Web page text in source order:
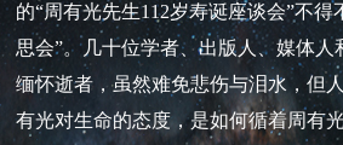
的“周有光先生112岁寿诞座谈会”不得
思会”。几十位学者、出版人、媒体人
缅怀逝者，虽然难免悲伤与泪水，但
有光对生命的态度，是如何循着周有